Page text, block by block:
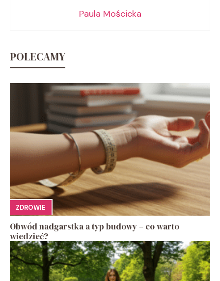
Paula Mościcka
POLECAMY
ZDROWIE
Obwód nadgarstka a typ budowy – co warto
wiedzieć?